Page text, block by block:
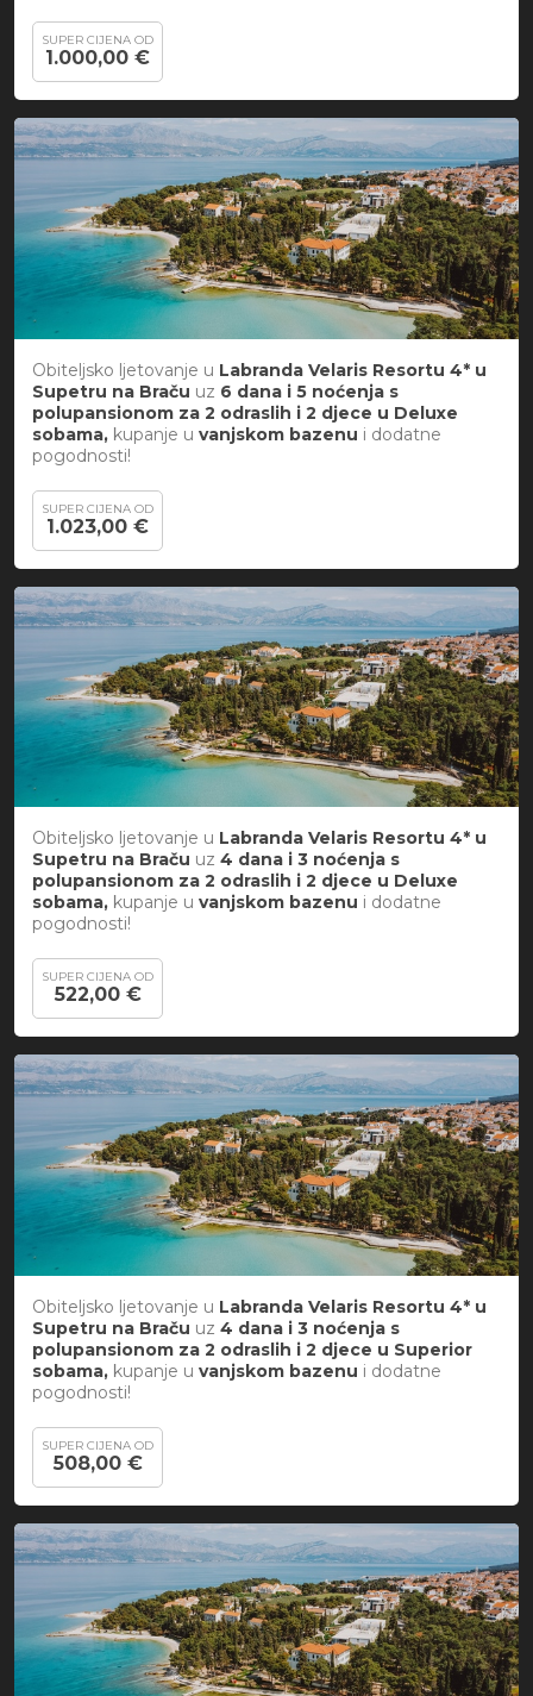
SUPER CIJENA OD
1.000,00 €
Obiteljsko ljetovanje u Labranda Velaris Resortu 4* u
Supetru na Braču uz 6 dana i 5 noćenja s
polupansionom za 2 odraslih i 2 djece u Deluxe
sobama, kupanje u vanjskom bazenu i dodatne
pogodnosti!
SUPER CIJENA OD
1.023,00 €
Obiteljsko ljetovanje u Labranda Velaris Resortu 4* u
Supetru na Braču uz 4 dana i 3 noćenja s
polupansionom za 2 odraslih i 2 djece u Deluxe
sobama, kupanje u vanjskom bazenu i dodatne
pogodnosti!
SUPER CIJENA OD
522,00 €
Obiteljsko ljetovanje u Labranda Velaris Resortu 4* u
Supetru na Braču uz 4 dana i 3 noćenja s
polupansionom za 2 odraslih i 2 djece u Superior
sobama, kupanje u vanjskom bazenu i dodatne
pogodnosti!
SUPER CIJENA OD
508,00 €